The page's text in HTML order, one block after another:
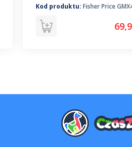
Kod produktu: Fisher Price